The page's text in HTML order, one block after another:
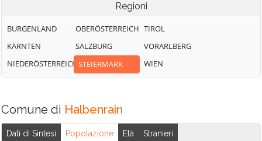
Regioni
BURGENLAND
KÄRNTEN
NIEDERÖSTERREICH
OBERÖSTERREICH
SALZBURG
STEIERMARK
TIROL
VORARLBERG
WIEN
Comune di Halbenrain
Dati di Sintesi Popolazione Età Stranieri